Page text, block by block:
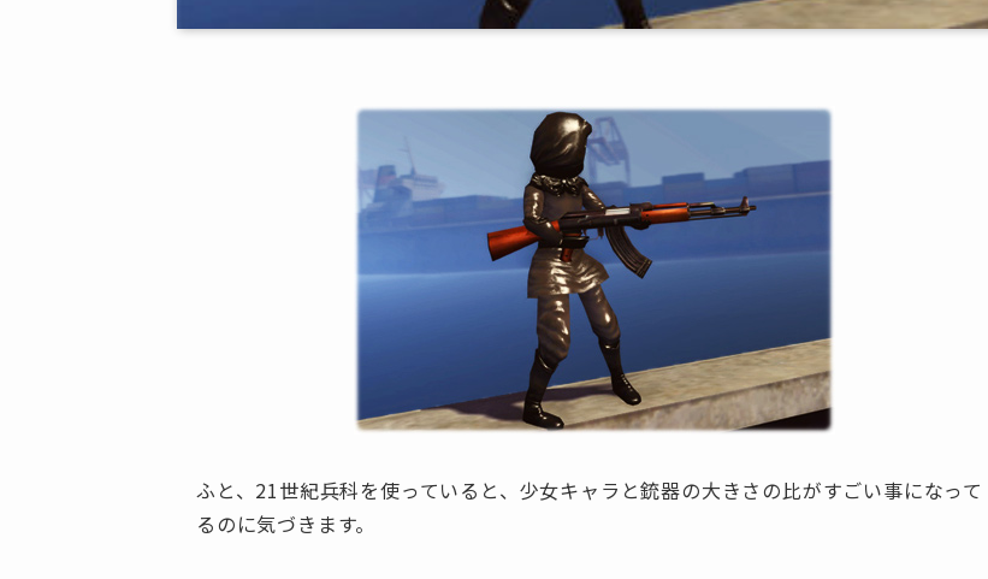
ふと、21世紀兵科を使っていると、少女キャラと銃器の大きさの比がすごい事になって
るのに気づきます。